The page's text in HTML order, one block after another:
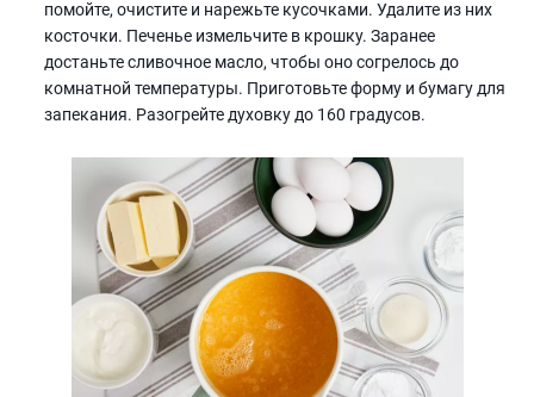
помойте, очистите и нарежьте кусочками. Удалите из них
косточки. Печенье измельчите в крошку. Заранее
достаньте сливочное масло, чтобы оно согрелось до
комнатной температуры. Приготовьте форму и бумагу для
запекания. Разогрейте духовку до 160 градусов.